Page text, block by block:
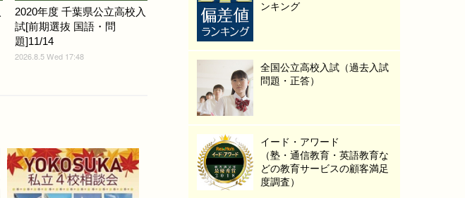
2020年度 千葉県公立高校入
試[前期選抜 国語・問
題]11/14
2026.8.5 Wed 17:48
ンキング
全国公立高校入試（過去入試
問題・正答）
イード・アワード
（塾・通信教育・英語教育な
どの教育サービスの顧客満足
度調査）